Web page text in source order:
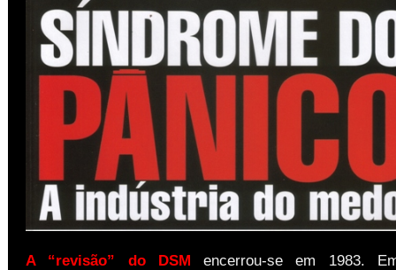
A “revisão” do DSM encerrou-se em 1983.